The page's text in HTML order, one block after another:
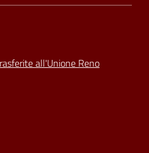
all'Unione Reno